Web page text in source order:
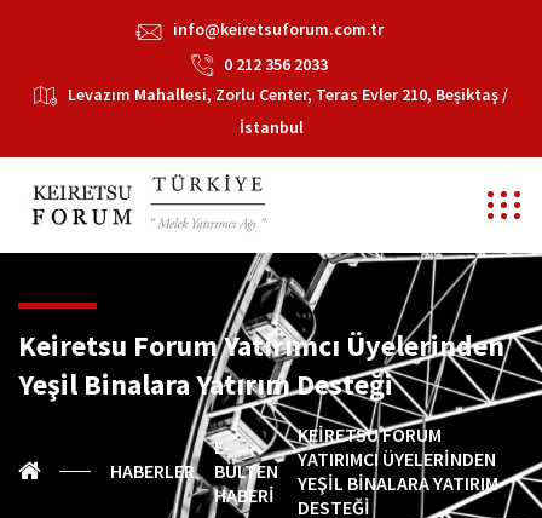
info@keiretsuforum.com.tr
0 212 356 2033
Levazım Mahallesi, Zorlu Center, Teras Evler 210, Beşiktaş /
İstanbul
Keiretsu Forum Yatırımcı Üyelerinden
Yeşil Binalara Yatırım Desteği
HABERLER
E-
BÜLTEN
HABERI
KEIRETSU FORUM
YATIRIMCI ÜYELERINDEN
YEŞIL BINALARA YATIRIM
DESTEĞI